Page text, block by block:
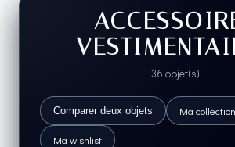
36 objet(s)
Comparer deux objets Ma collection
Ma wishlist